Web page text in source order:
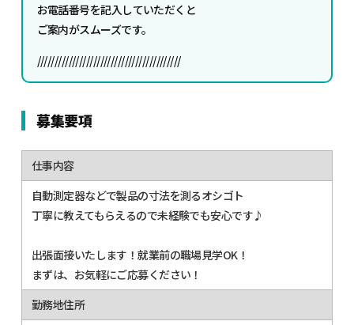
お電話番号を記入していただくと
ご案内がスムーズです。
/////////////////////////////////////////
募集要項
仕事内容
自動測定器などで製品の寸法を測るオシゴト
丁寧に教えてもらえるので未経験でも安心です♪
出張面接いたします！就業前の職場見学OK！
まずは、お気軽にご応募ください！
勤務地住所